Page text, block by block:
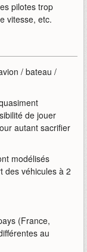
pilotes trop
vitesse, etc.
/ bateau /
de jouer
autant sacrifier
modélisés
des véhicules à 2
(France,
au